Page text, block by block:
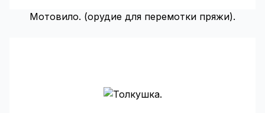
Мотовило. (орудие для перемотки пряжи).